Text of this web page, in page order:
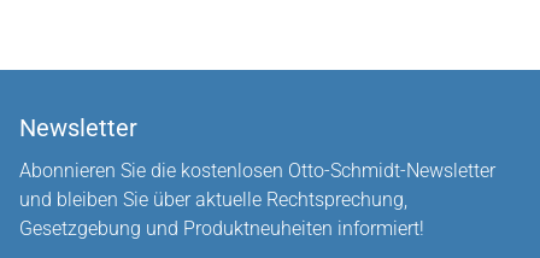
Newsletter
Abonnieren Sie die kostenlosen Otto-Schmidt-Newsletter
und bleiben Sie über aktuelle Rechtsprechung,
Gesetzgebung und Produktneuheiten informiert!